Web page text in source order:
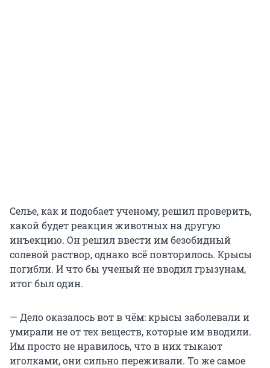
Селье, как и подобает ученому, решил проверить,
какой будет реакция животных на другую
инъекцию. Он решил ввести им безобидный
солевой раствор, однако всё повторилось. Крысы
погибли. И что бы ученый не вводил грызунам,
итог был один.
— Дело оказалось вот в чём: крысы заболевали и
умирали не от тех веществ, которые им вводили.
Им просто не нравилось, что в них тыкают
иголками, они сильно переживали. То же самое